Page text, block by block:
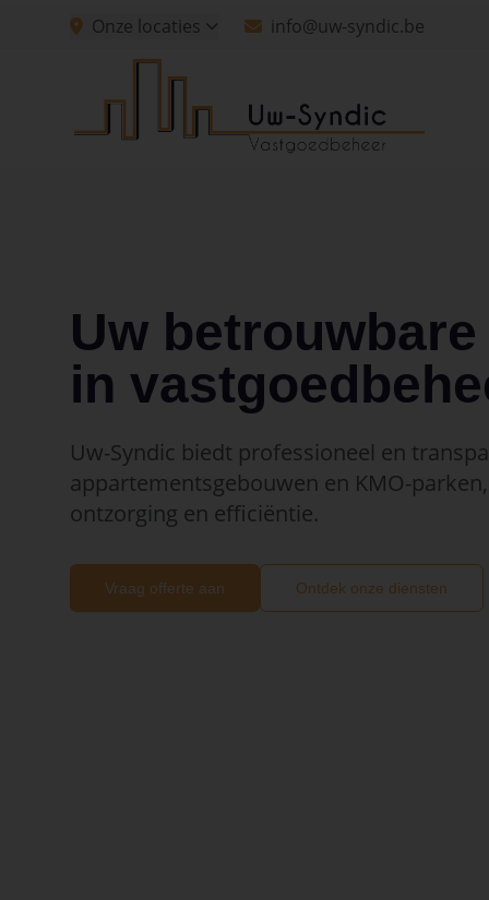
Spring naar hoofdinhoud
Spring naar hoofdinhoudSpring naar navigatie
Onze locaties info@uw-syndic.be
Uw
in
Uw-Syndic biedt professioneel en
appartementsgebouwen en KMO-
ontzorging en efficiëntie.
Vraag offerte aan Ontdek onze diensten